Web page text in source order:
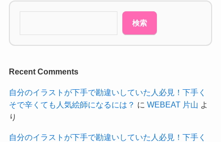
検索
Recent Comments
自分のイラストが下手で勘違いしていた人必見！下手く
そで辛くても人気絵師になるには？ に WEBEAT 片山 よ
り
自分のイラストが下手で勘違いしていた人必見！下手く